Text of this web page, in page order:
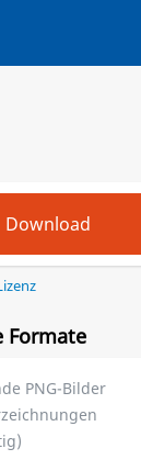
Formate
PNG-Bilder